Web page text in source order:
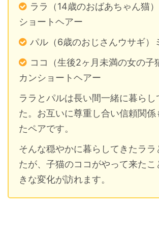
ララ（14歳のおばあちゃん猫
ショートヘアー
パル（6歳のおじさんウサギ）
ココ（生後2ヶ月未満の女の子
カンショートヘアー
ララとパルは長い間一緒に暮らし
た。お互いに尊重し合い信頼関係
たペアです。
そんな穏やかに暮らしてきたララ
たが、子猫のココがやって来たこ
きな変化が訪れます。